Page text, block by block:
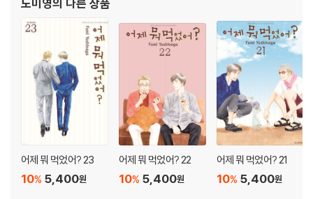
노미영의 다른 상품
어제 뭐 먹었어? 23
5,400원
10%
어제 뭐 먹었어? 22
5,400원
10%
어제 뭐 먹었어? 21
5,400원
10%